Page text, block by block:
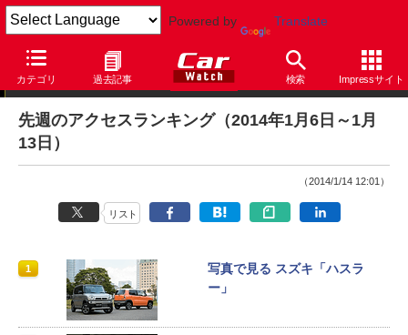
Powered by Translate
カテゴリ 過去記事 検索 Impressサイト
アクセスランキング
先週のアクセスランキング（2014年1月6日～1月
13日）
（2014/1/14 12:01）
リスト
1
写真で見る スズキ「ハスラ
ー」